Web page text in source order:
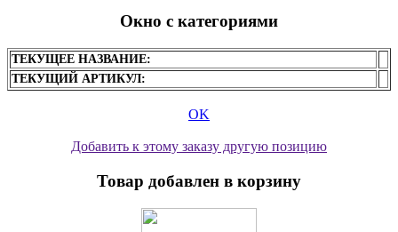
Окно с категориями
ТЕКУЩЕЕ НАЗВАНИЕ:
ТЕКУЩИЙ АРТИКУЛ:
OK
Добавить к этому заказу другую позицию
Товар добавлен в корзину